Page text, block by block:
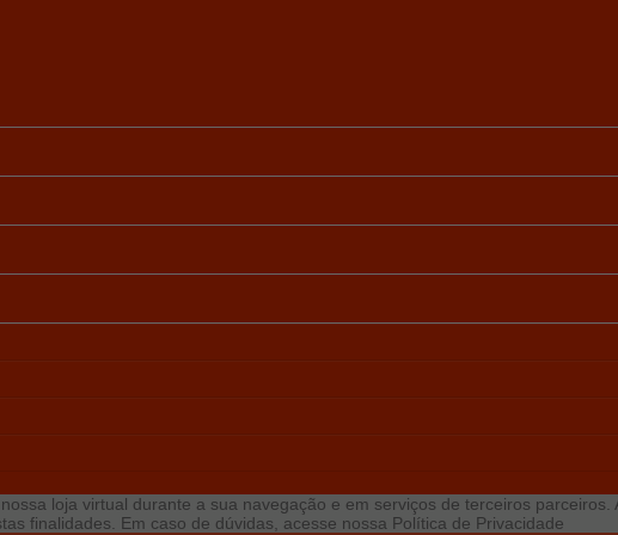
loja virtual durante a sua navegação e em serviços de terceiros
finalidades. Em caso de dúvidas, acesse nossa Política de Privacidade